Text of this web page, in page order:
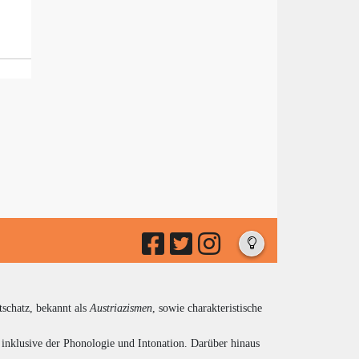
bekannt als Austriazismen , sowie charakteristische
der Phonologie und Intonation. Darüber hinaus